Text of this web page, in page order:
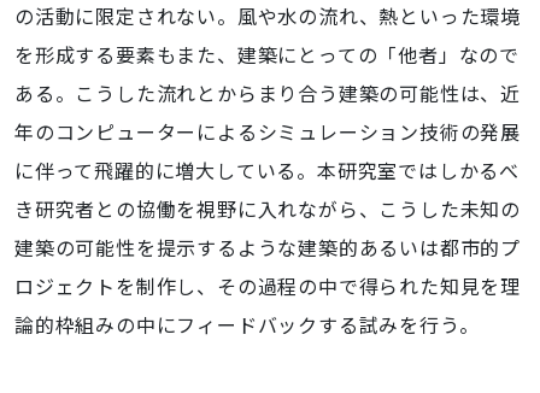
の活動に限定されない。風や水の流れ、熱といった環境
を形成する要素もまた、建築にとっての「他者」なので
ある。こうした流れとからまり合う建築の可能性は、近
年のコンピューターによるシミュレーション技術の発展
に伴って飛躍的に増大している。本研究室ではしかるべ
き研究者との協働を視野に入れながら、こうした未知の
建築の可能性を提示するような建築的あるいは都市的プ
ロジェクトを制作し、その過程の中で得られた知見を理
論的枠組みの中にフィードバックする試みを行う。